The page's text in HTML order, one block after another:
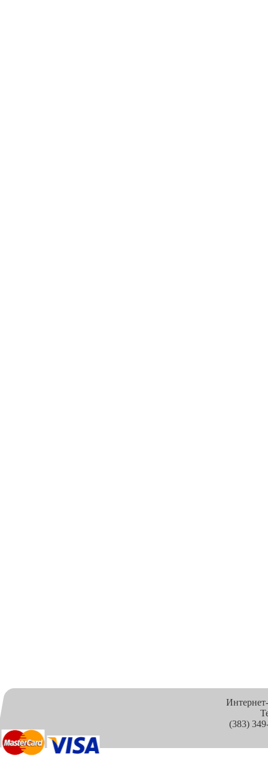
(383)